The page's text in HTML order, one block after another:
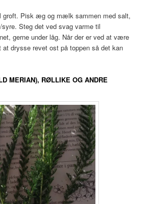
groft. Pisk æg og mælk sammen med salt,
Steg det ved svag varme til
gerne under låg. Når der er ved at være
drysse revet ost på toppen så det kan
MERIAN), RØLLIKE OG ANDRE